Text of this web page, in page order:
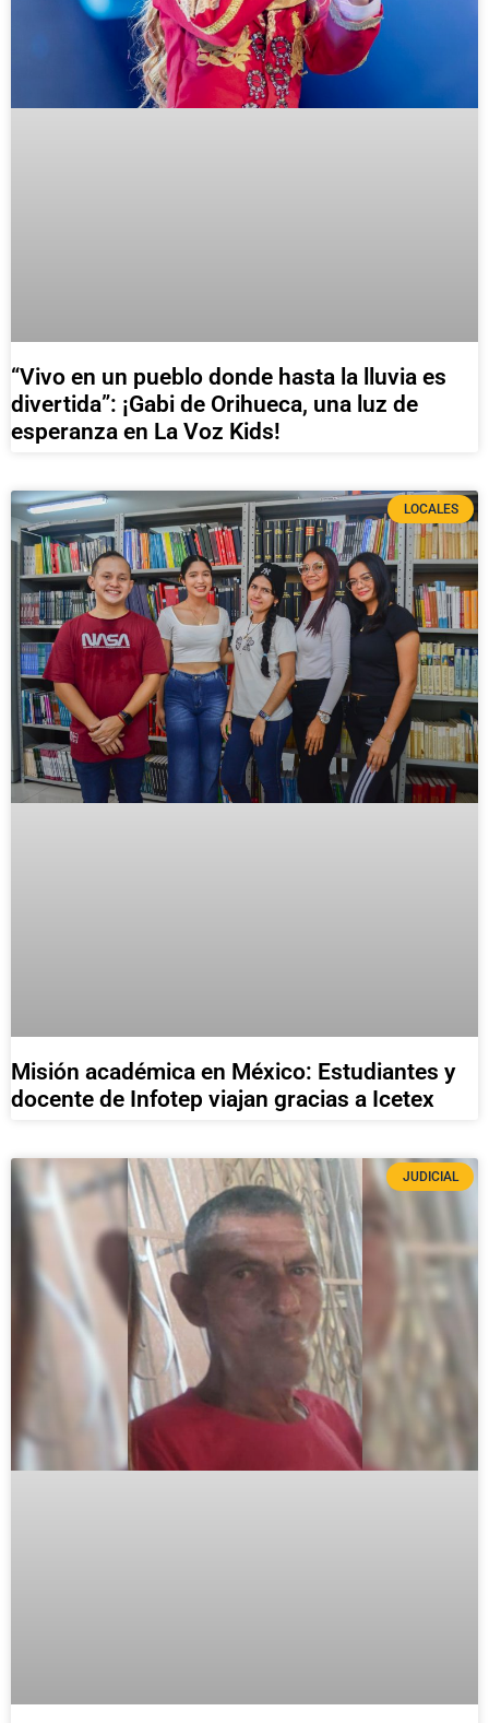
“Vivo en un pueblo donde hasta la lluvia es
divertida”: ¡Gabi de Orihueca, una luz de
esperanza en La Voz Kids!
LOCALES
Misión académica en México: Estudiantes y
docente de Infotep viajan gracias a Icetex
JUDICIAL